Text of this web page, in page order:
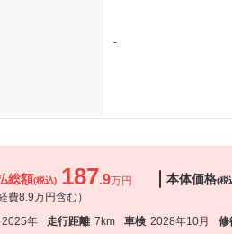
-
総額(税込) 187.9万円
費8.9万円含む）
本体価格(税
2025年 走行距離 7km 車検 2028年10月 修